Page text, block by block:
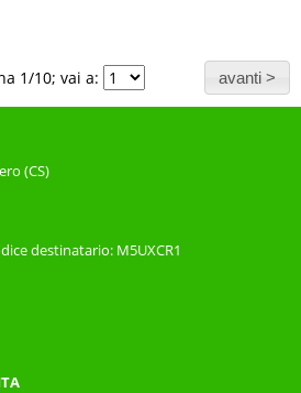
1/10; vai a:
(CS)
destinatario: M5UXCR1